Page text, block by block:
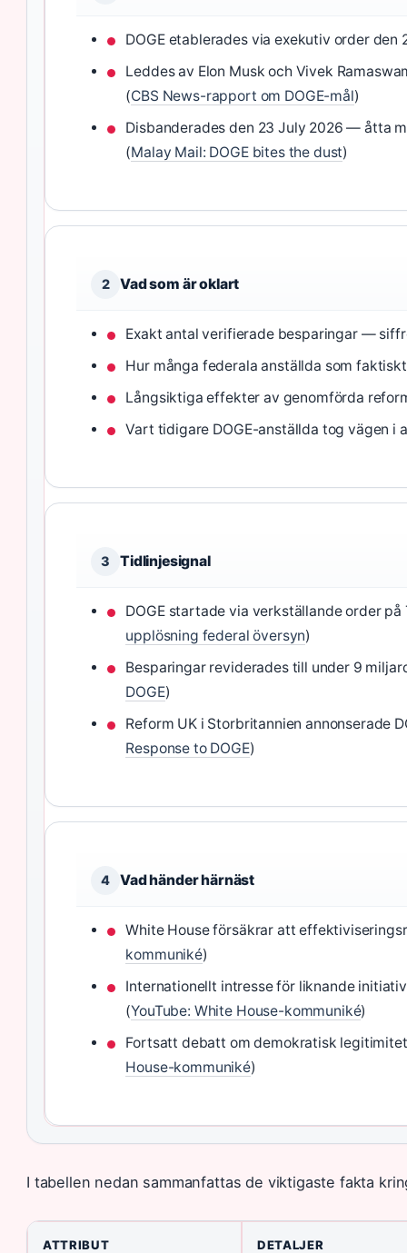
DOGE etablerades via exekutiv order den
Leddes av Elon Musk och Vivek
(CBS News-rapport om DOGE-mål)
Disbanderades den 23 July 2026 — åtta
(Malay Mail: DOGE bites the dust)
2 Vad som är oklart
Exakt antal verifierade besparingar —
Hur många federala anställda som
Långsiktiga effekter av genomförda
Vart tidigare DOGE-anställda tog vägen i
3 Tidlinjesignal
DOGE startade via verkställande order
upplösning federal översyn)
Besparingar reviderades till under 9
DOGE)
Reform UK i Storbritannien annonserade
Response to DOGE)
4 Vad händer härnäst
White House försäkrar att
kommuniké)
Internationellt intresse för liknande
(YouTube: White House-kommuniké)
Fortsatt debatt om demokratisk
House-kommuniké)
I tabellen nedan sammanfattas de viktigaste fakta
ATTRIBUT DETALJER